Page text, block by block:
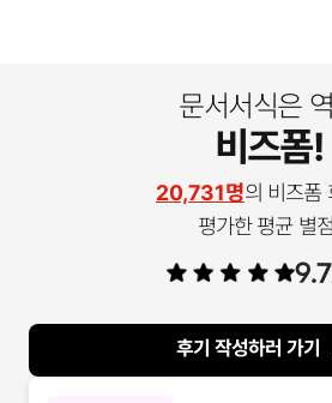
문서서식은
비즈폼!
20,731명의 비즈폼
평가한 평균 별
9.7
후기 작성하러 가기